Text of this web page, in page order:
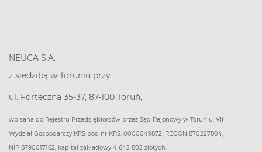
NEUCA S.A.
z siedzibą w Toruniu przy
ul. Forteczna 35-37, 87-100 Toruń,
wpisana do Rejestru Przedsiębiorców przez Sąd Rejonowy w Toruniu, VII
Wydział Gospodarczy KRS pod nr KRS: 0000049872, REGON 870227804,
NIP 8790017162, kapitał zakładowy 4 642 802 złotych.